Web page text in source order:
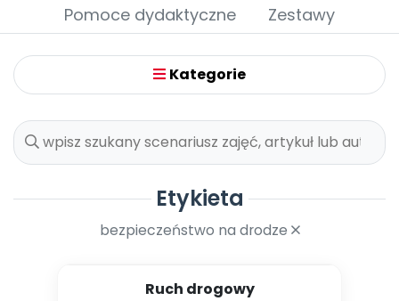
Archiwalne numery
Pomoc
Pomoce dydaktyczne
Zestawy
Kategorie
Etykieta
bezpieczeństwo na drodze
Ruch drogowy